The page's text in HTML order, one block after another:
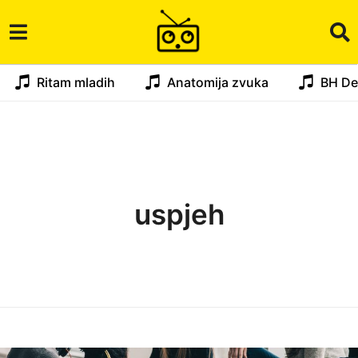
Ritam mladih Anatomija zvuka BH
uspjeh